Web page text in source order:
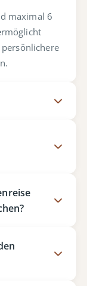
maximal 6